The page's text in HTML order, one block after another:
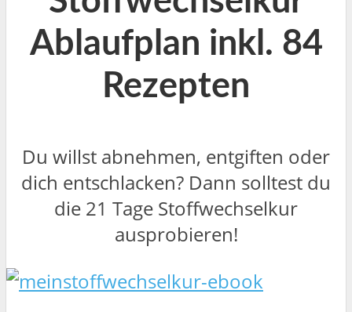
Ablaufplan inkl. 84
Rezepten
Du willst abnehmen, entgiften oder
dich entschlacken? Dann solltest du
die 21 Tage Stoffwechselkur
ausprobieren!